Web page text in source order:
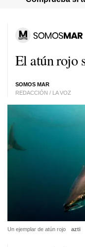
El atún rojo
SOMOS MAR
REDACCIÓN / LA VOZ
Un ejemplar de atún rojo azti